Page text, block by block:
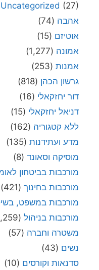
Uncategorized (27)
אהבה (74)
אוטיזם (15)
אמונה (1,277)
אמנות (253)
גרשון הכהן (818)
דור יחזקאלי (16)
דניאל יחזקאלי (15)
ללא קטגוריה (162)
מדע ועתידנות (135)
מוסיקה וסאונד (8)
מורכבות בביטחון
מורכבות בחינוך (421)
מורכבות במשפט,
מורכבות בניהול (1,259)
משטרה וחברה (57)
נשים (43)
סדנאות וקורסים (10)